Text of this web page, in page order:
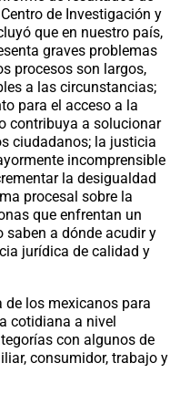
de Investigación y
que en nuestro país,
graves problemas
procesos son largos,
a las circunstancias;
para el acceso a la
contribuya a solucionar
ciudadanos; la justicia
incomprensible
la desigualdad
procesal sobre la
que enfrentan un
a dónde acudir y
jurídica de calidad y
de los mexicanos para
cotidiana a nivel
con algunos de
consumidor, trabajo y